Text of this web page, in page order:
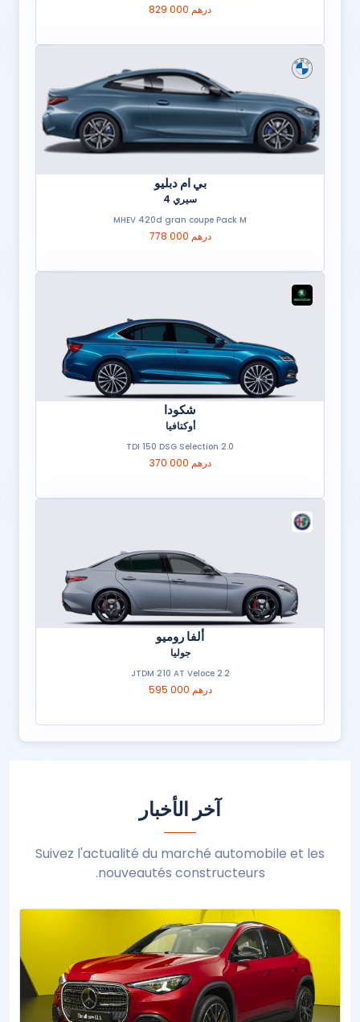
829 000 درهم
بي ام دبليو
سيري 4
MHEV 420d gran coupe Pack M
778 000 درهم
شكودا
أوكتافيا
2.0 TDI 150 DSG Selection
370 000 درهم
ألفا روميو
جوليا
2.2 JTDM 210 AT Veloce
595 000 درهم
آخر الأخبار
Suivez l'actualité du marché automobile et les
nouveautés constructeurs.